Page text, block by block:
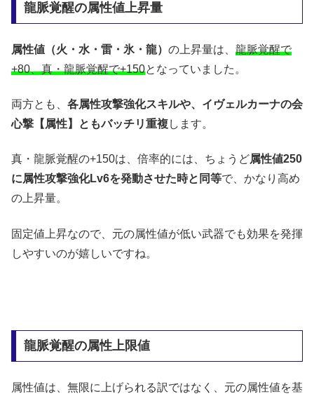
龍脈覚醒の属性値上昇量
属性値（火・水・雷・氷・龍） の上昇量は、 龍脈覚醒で
+80、真・龍脈覚醒で+150となっていました。
両方とも、 各属性攻撃強化スキルや、イヴェルカーナの会
心撃【属性】ともバッチリ重複します。
真・龍脈覚醒の+150は、倍率的には、ちょうど属性値250
に属性攻撃強化Lv6を発動させた時と同等で、かなり高め
の上昇量。
固定値上昇なので、元の属性値が低い武器でも効果を発揮
しやすいのが嬉しいですね。
龍脈覚醒の属性上限値
属性値は、無限に上げられる訳ではなく、元の属性値を基